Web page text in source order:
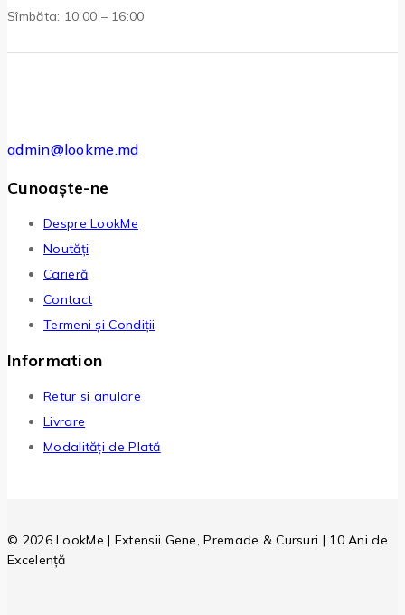
Sîmbăta: 10:00 – 16:00
admin@lookme.md
Cunoaște-ne
Despre LookMe
Noutăți
Carieră
Contact
Termeni și Condiții
Information
Retur si anulare
Livrare
Modalități de Plată
© 2026 LookMe | Extensii Gene, Premade & Cursuri | 10 Ani de
Excelență